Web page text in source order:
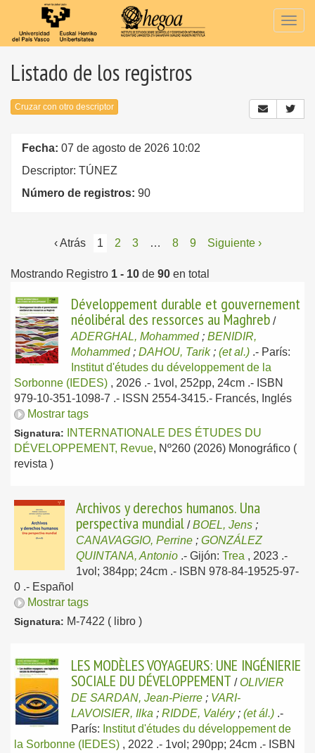
Listado de los registros
Cruzar con otro descriptor
Fecha: 07 de agosto de 2026 10:02
Descriptor: TÚNEZ
Número de registros: 90
‹ Atrás 1 2 3 … 8 9 Siguiente ›
Mostrando Registro 1 - 10 de 90 en total
Développement durable et gouvernement
néolibéral des ressorces au Maghreb /
ADERGHAL, Mohammed; BENIDIR,
Mohammed; DAHOU, Tarik; (et al.) .- París:
Institut d'études du développement de la
Sorbonne (IEDES) , 2026 .- 1vol, 252pp, 24cm .- ISBN
979-10-351-1098-7 .- ISSN 2554-3415.- Francés, Inglés
Mostrar tags
Signatura:
INTERNATIONALE DES ÉTUDES DU
DÉVELOPPEMENT, Revue, Nº260 (2026) Monográfico (
revista )
Archivos y derechos humanos. Una
perspectiva mundial /BOEL, Jens ;
CANAVAGGIO, Perrine ; GONZÁLEZ
QUINTANA, Antonio .- Gijón: Trea , 2023 .-
1vol; 384pp; 24cm .- ISBN 978-84-19525-97-
0 .- Español
Mostrar tags
Signatura: M-7422 ( libro )
LES MODÈLES VOYAGEURS: UNE INGÉNIERIE
SOCIALE DU DÉVELOPPEMENT / OLIVIER
DE SARDAN, Jean-Pierre ; VARI-
LAVOISIER, Ilka ; RIDDE, Valéry; (et ál.) .-
París: Institut d'études du développement de
la Sorbonne (IEDES) , 2022 .- 1vol; 290pp; 24cm .- ISBN